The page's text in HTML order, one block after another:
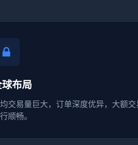
布局
均交易量巨大，订单深度优异，大额交
顺畅。